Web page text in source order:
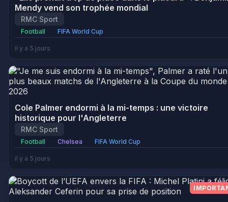
Mendy vend son trophée mondial
RMC Sport
Football FIFA World Cup
il y a 5 jours
Cole Palmer endormi à la mi-temps : une victoire
historique pour l'Angleterre
RMC Sport
Football Chelsea FIFA World Cup
il y a 5 jours